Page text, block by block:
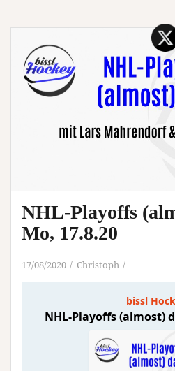
NHL-Playoffs
Mo, 17.8.20
17/08/2020 Christoph